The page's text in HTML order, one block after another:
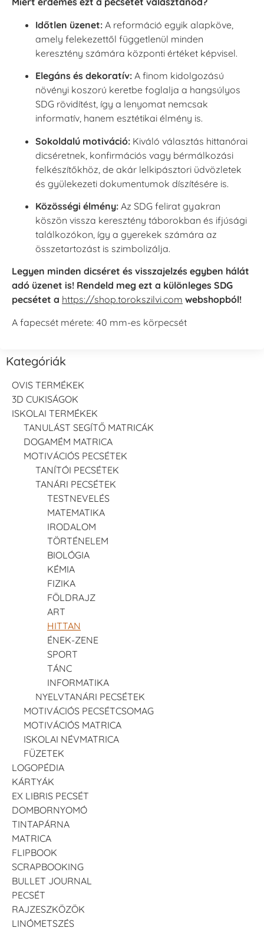
Időtlen üzenet: A reformáció egyik alapköve,
amely felekezettől függetlenül minden
keresztény számára központi értéket képvisel.
Elegáns és dekoratív: A finom kidolgozású
növényi koszorú keretbe foglalja a hangsúlyos
SDG rövidítést, így a lenyomat nemcsak
informatív, hanem esztétikai élmény is.
Sokoldalú motiváció: Kiváló választás hittanórai
dicséretnek, konfirmációs vagy bérmálkozási
felkészítőkhöz, de akár lelkipásztori üdvözletek
és gyülekezeti dokumentumok díszítésére is.
Közösségi élmény: Az SDG felirat gyakran
köszön vissza keresztény táborokban és ifjúsági
találkozókon, így a gyerekek számára az
összetartozást is szimbolizálja.
Legyen minden dicséret és visszajelzés egyben hálát
adó üzenet is! Rendeld meg ezt a különleges SDG
pecsétet a https://shop.torokszilvi.com webshopból!
A fapecsét mérete: 40 mm-es körpecsét
Kategóriák
OVIS TERMÉKEK
3D CUKISÁGOK
ISKOLAI TERMÉKEK
TANULÁST SEGÍTŐ MATRICÁK
DOGAMÉM MATRICA
MOTIVÁCIÓS PECSÉTEK
TANÍTÓI PECSÉTEK
TANÁRI PECSÉTEK
TESTNEVELÉS
MATEMATIKA
IRODALOM
TÖRTÉNELEM
BIOLÓGIA
KÉMIA
FIZIKA
FÖLDRAJZ
ART
HITTAN
ÉNEK-ZENE
SPORT
TÁNC
INFORMATIKA
NYELVTANÁRI PECSÉTEK
MOTIVÁCIÓS PECSÉTCSOMAG
MOTIVÁCIÓS MATRICA
ISKOLAI NÉVMATRICA
FÜZETEK
LOGOPÉDIA
KÁRTYÁK
EX LIBRIS PECSÉT
DOMBORNYOMÓ
TINTAPÁRNA
MATRICA
FLIPBOOK
SCRAPBOOKING
BULLET JOURNAL
PECSÉT
RAJZESZKÖZÖK
LINÓMETSZÉS